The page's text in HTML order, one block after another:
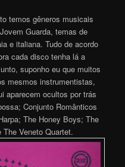
temos gêneros musicais
Guarda, temas de
e italiana. Tudo de acordo
cada disco tenha lá a
suponho eu que muitos
mesmos instrumentistas,
aparecem ocultos por trás
Conjunto Românticos
The Honey Boys; The
Veneto Quartet.